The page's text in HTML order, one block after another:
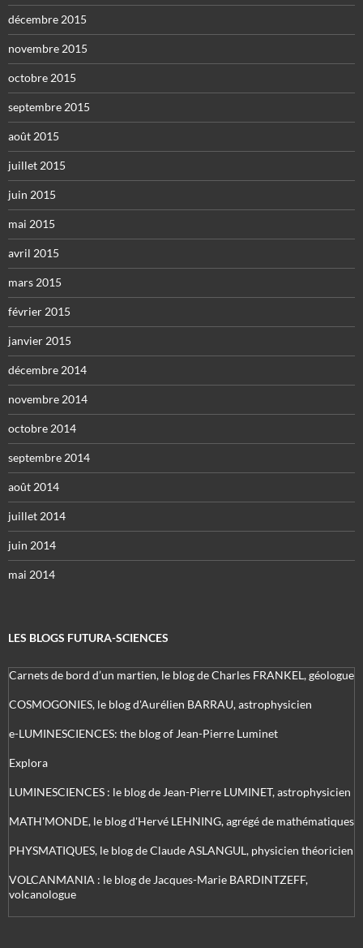
décembre 2015
novembre 2015
octobre 2015
septembre 2015
août 2015
juillet 2015
juin 2015
mai 2015
avril 2015
mars 2015
février 2015
janvier 2015
décembre 2014
novembre 2014
octobre 2014
septembre 2014
août 2014
juillet 2014
juin 2014
mai 2014
LES BLOGS FUTURA-SCIENCES
Carnets de bord d’un martien, le blog de Charles FRANKEL, géologue
COSMOGONIES, le blog d'Aurélien BARRAU, astrophysicien
e-LUMINESCIENCES: the blog of Jean-Pierre Luminet
Explora
LUMINESCIENCES : le blog de Jean-Pierre LUMINET, astrophysicien
MATH'MONDE, le blog d'Hervé LEHNING, agrégé de mathématiques
PHYSMATIQUES, le blog de Claude ASLANGUL, physicien théoricien
VOLCANMANIA : le blog de Jacques-Marie BARDINTZEFF,
volcanologue